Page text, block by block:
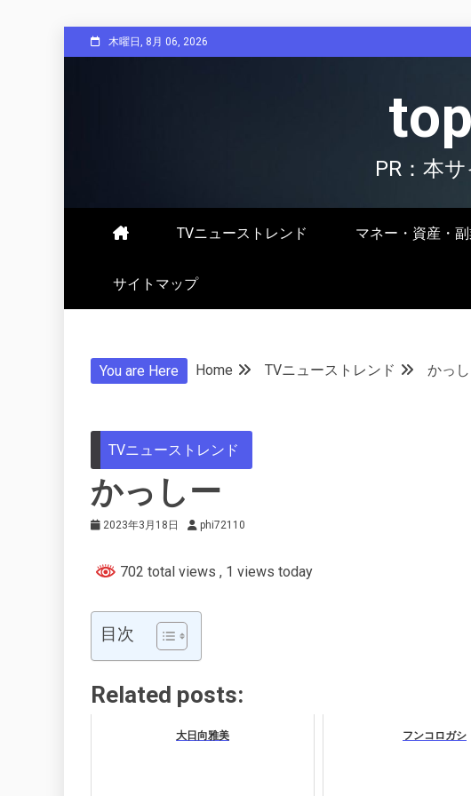
to
木曜日, 8月 06, 2026
PR：本
TVニューストレンド マネー・資産・
サイトマップ
You are Here Home TVニューストレンド かっ
TVニューストレンド
かっしー
2023年3月18日 phi72110
702 total views , 1 views today
目次
Related posts:
大日向雅美 フンコロガシ